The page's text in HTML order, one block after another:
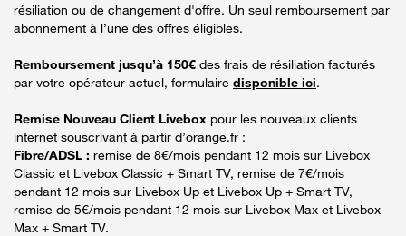
résiliation ou de changement d'offre. Un seul remboursement par
abonnement à l’une des offres éligibles.
Remboursement jusqu’à 150€ des frais de résiliation facturés
par votre opérateur actuel, formulaire disponible ici.
Remise Nouveau Client Livebox pour les nouveaux clients
internet souscrivant à partir d’orange.fr :
Fibre/ADSL : remise de 8€/mois pendant 12 mois sur Livebox
Classic et Livebox Classic + Smart TV, remise de 7€/mois
pendant 12 mois sur Livebox Up et Livebox Up + Smart TV,
remise de 5€/mois pendant 12 mois sur Livebox Max et Livebox
Max + Smart TV.